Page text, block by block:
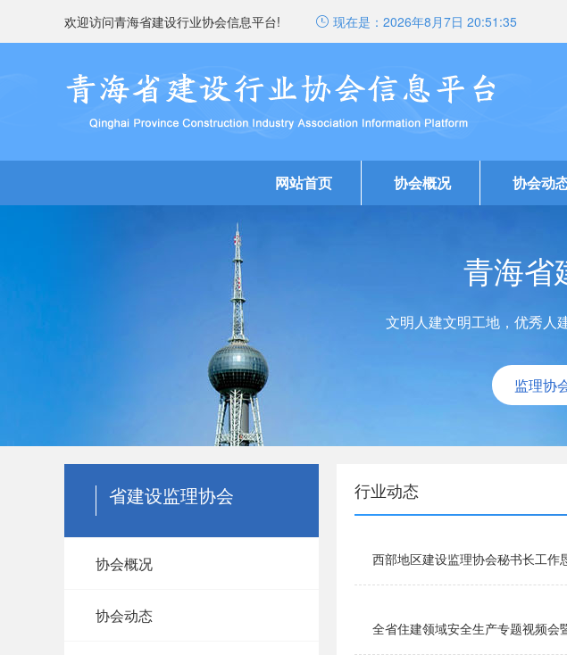
欢迎访问青海省建设行业协会信息平台! 现在是： 2026年8月7日 20:51:35
网站首页 协会概况 协会动
青海省
文明人建文明工地，优秀人
监理协
省建设监理协会
协会概况
协会动态
行业动态
西部地区建设监理协会秘书长工
全省住建领域安全生产专题视频会